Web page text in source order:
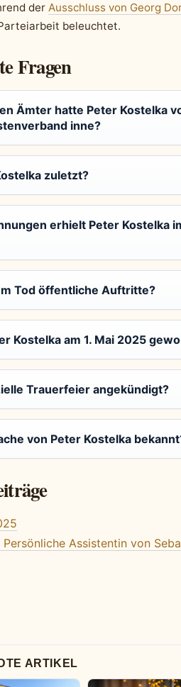
der Ausschluss von Georg
beleuchtet.
Fragen
Ämter hatte Peter Kostelka
inne?
zuletzt?
erhielt Peter Kostelka
Tod öffentliche Auftritte?
Kostelka am 1. Mai 2025
Trauerfeier angekündigt?
von Peter Kostelka
Persönliche Assistentin von
ARTIKEL